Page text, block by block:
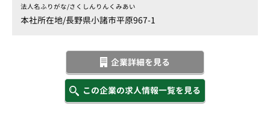
法人名ふりがな/さくしんりんくみあい
本社所在地/長野県小諸市平原967-1
企業詳細を見る
この企業の求人情報一覧を見る